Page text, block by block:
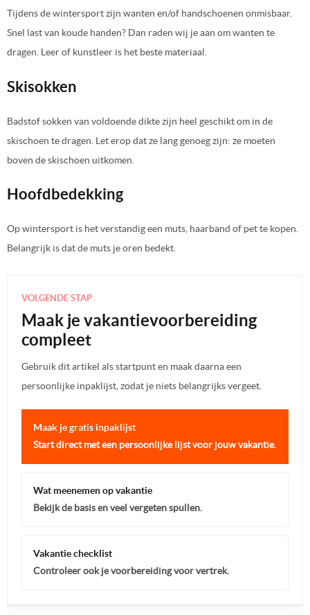
Tijdens de wintersport zijn wanten en/of handschoenen onmisbaar.
Snel last van koude handen? Dan raden wij je aan om wanten te
dragen. Leer of kunstleer is het beste materiaal.
Skisokken
Badstof sokken van voldoende dikte zijn heel geschikt om in de
skischoen te dragen. Let erop dat ze lang genoeg zijn: ze moeten
boven de skischoen uitkomen.
Hoofdbedekking
Op wintersport is het verstandig een muts, haarband of pet te kopen.
Belangrijk is dat de muts je oren bedekt.
VOLGENDE STAP
Maak je vakantievoorbereiding
compleet
Gebruik dit artikel als startpunt en maak daarna een
persoonlijke inpaklijst, zodat je niets belangrijks vergeet.
Maak je gratis inpaklijst
Start direct met een persoonlijke lijst voor jouw vakantie.
Wat meenemen op vakantie
Bekijk de basis en veel vergeten spullen.
Vakantie checklist
Controleer ook je voorbereiding voor vertrek.